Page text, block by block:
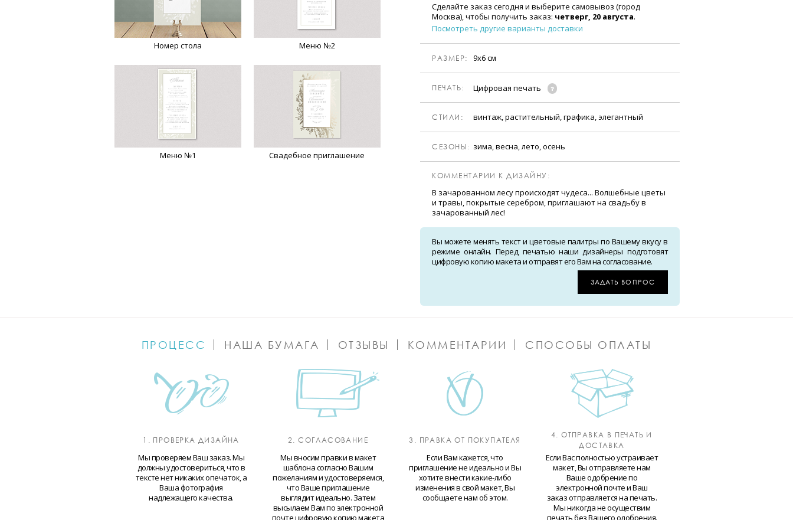
Номер стола Меню №2
Меню №1 Свадебное приглашение
Сделайте заказ сегодня и выберите самовывоз (город
Москва), чтобы получить заказ: четверг, 20 августа.
Посмотреть другие варианты доставки
РАЗМЕР: 9х6 см
ПЕЧАТЬ: Цифровая печать
CТИЛИ: винтаж, растительный, графика, элегантный
CЕЗОНЫ: зима, весна, лето, осень
КОММЕНТАРИИ К ДИЗАЙНУ:
В зачарованном лесу происходят чудеса... Волшебные цветы
и травы, покрытые серебром, приглашают на свадьбу в
зачарованный лес!
Вы можете менять текст и цветовые палитры по Вашему вкусу в
режиме онлайн. Перед печатью наши дизайнеры подготовят
цифровую копию макета и отправят его Вам на согласование.
ЗАДАТЬ ВОПРОС
ПРОЦЕСС НАША БУМАГА ОТЗЫВЫ КОММЕНТАРИИ СПОСОБЫ ОПЛАТЫ
1. ПРОВЕРКА ДИЗАЙНА
Мы проверяем Ваш заказ. Мы
должны удостовериться, что в
тексте нет никаких опечаток, а
Ваша фотография
надлежащего качества.
2. СОГЛАСОВАНИЕ
Мы вносим правки в макет
шаблона согласно Вашим
пожеланиям и удостоверяемся,
что Ваше приглашение
выглядит идеально. Затем
высылаем Вам по электронной
почте цифровую копию макета
3. ПРАВКА ОТ ПОКУПАТЕЛЯ
Если Вам кажется, что
приглашение не идеально и Вы
хотите внести какие-либо
изменения в свой макет, Вы
сообщаете нам об этом.
4. ОТПРАВКА В ПЕЧАТЬ И
ДОСТАВКА
Если Вас полностью устраивает
макет, Вы отправляете нам
Ваше одобрение по
электронной почте и Ваш
заказ отправляется на печать.
Мы никогда не осуществим
печать без Вашего одобрения.